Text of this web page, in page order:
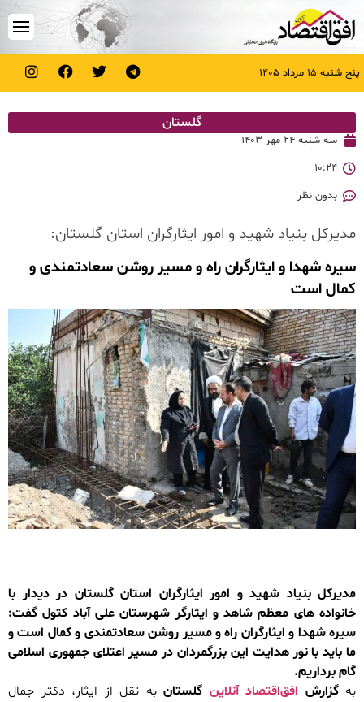
پنج شنبه ۱۵ مرداد ۱۴۰۵
گلستان
سه شنبه ۲۴ مهر ۱۴۰۳
۱۰:۲۴
بدون نظر
مدیرکل بنیاد شهید و امور ایثارگران استان گلستان:
سیره شهدا و ایثارگران راه و مسیر روشن سعادتمندی و
کمال است
مدیرکل بنیاد شهید و امور ایثارگران استان گلستان در دیدار با
خانواده های معظم شاهد و ایثارگر شهرستان علی آباد کتول گفت:
سیره شهدا و ایثارگران راه و مسیر روشن سعادتمندی و کمال است و
ما باید با نور هدایت این بزرگمردان در مسیر اعتلای جمهوری اسلامی
گام برداریم.
به گزارش افق‌اقتصاد آنلاین گلستان به نقل از ایثار، دکتر جمال